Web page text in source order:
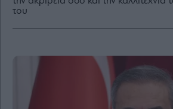
agree
του